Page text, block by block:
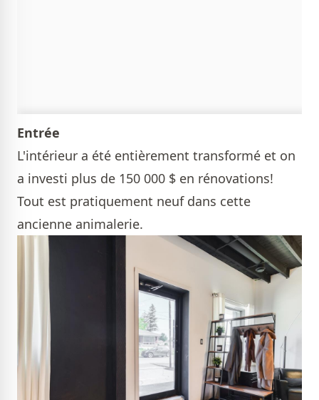
Entrée
L'intérieur a été entièrement transformé et on
a investi plus de 150 000 $ en rénovations!
Tout est pratiquement neuf dans cette
ancienne animalerie.